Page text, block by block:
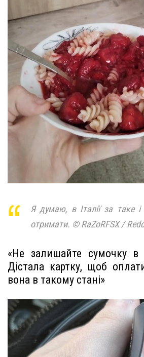
Я думаю, в Італії за таке
отримати. © RaZoRFSX /
«Не залишайте сумочку в
Дістала картку, щоб
вона в такому стані»